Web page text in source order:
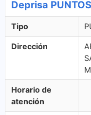
Deprisa
Tipo
Dirección
Horario de
atención